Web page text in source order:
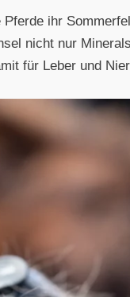
ihr
nicht nur
für Leber und